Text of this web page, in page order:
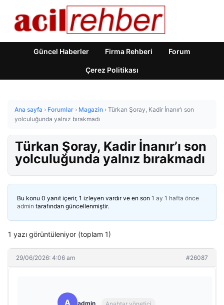
Güncel Haberler Firma Rehberi Forum
Çerez Politikası
Ana sayfa › Forumlar › Magazin › Türkan Şoray, Kadir İnanır’ı son
yolculuğunda yalnız bırakmadı
Türkan Şoray, Kadir İnanır’ı son
yolculuğunda yalnız bırakmadı
Bu konu 0 yanıt içerir, 1 izleyen vardır ve en son 1 ay 1 hafta önce
admin tarafından güncellenmiştir.
1 yazı görüntüleniyor (toplam 1)
29/06/2026: 4:06 am #26087
A admin Anahtar yönetici